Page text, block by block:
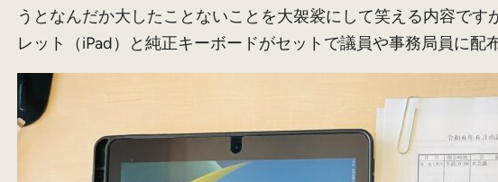
うとなんだか大したことないことを大袈裟にして笑える内容で
レット（iPad）と純正キーボードがセットで議員や事務局員に配